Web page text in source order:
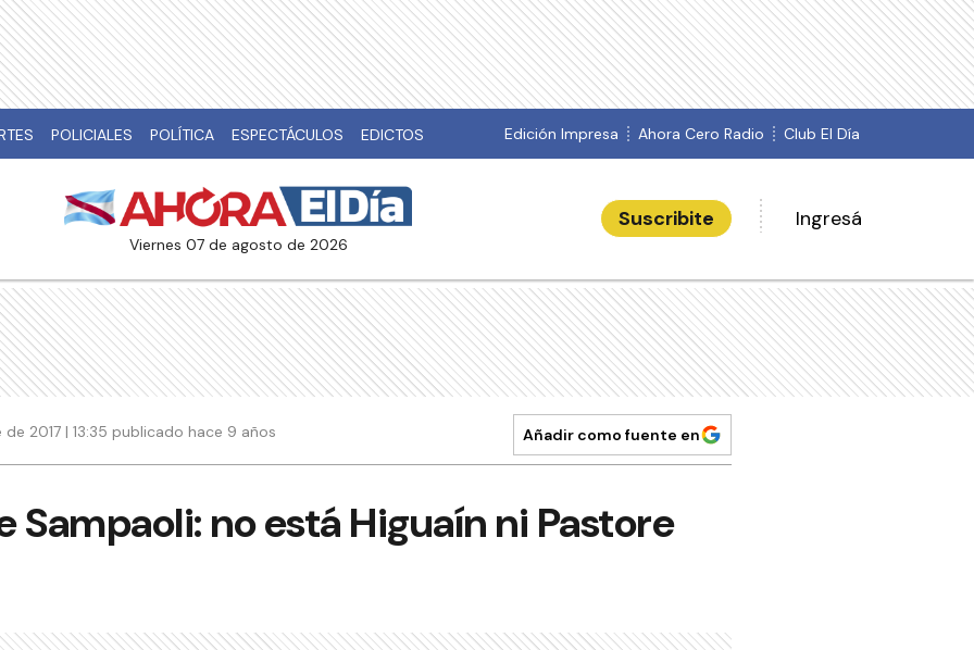
POLICIALES POLÍTICA ESPECTÁCULOS EDICTOS Edición Impresa Ahora Cero Radio Club El Día
viernes 07 de agosto de 2026
Suscribite Ingresá
2017 | 13:35 publicado hace 9 años Añadir como fuente en
Sampaoli: no está Higuaín ni Pastore